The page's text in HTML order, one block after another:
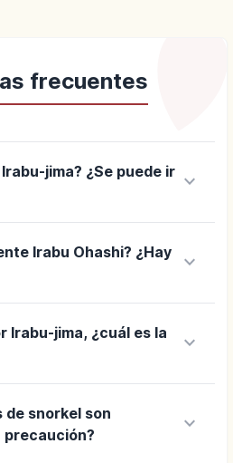
frecuentes
jima? ¿Se puede ir keyboard_arrow_down
Irabu Ohashi? ¿Hay
keyboard_arrow_down
Irabu-jima, ¿cuál es la
keyboard_arrow_down
de snorkel son
precaución?
keyboard_arrow_down